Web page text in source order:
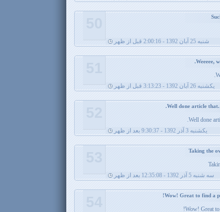
شنبه 25 آبان 1392 - 2:00:16 قبل از ظهر
يکشنبه 26 آبان 1392 - 3:13:23 قبل از ظهر
Well done
يکشنبه 3 آذر 1392 - 9:30:37 بعد از ظهر
سه شنبه 5 آذر 1392 - 12:35:08 بعد از ظهر
Wow! Great to